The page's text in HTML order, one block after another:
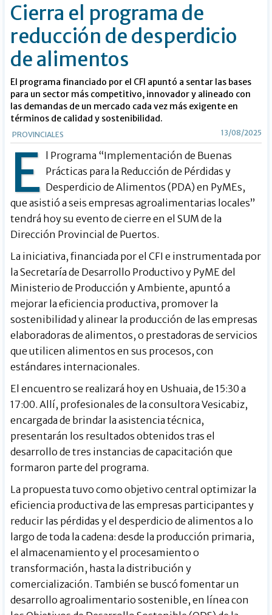
Cierra el programa de
reducción de desperdicio
de alimentos
El programa financiado por el CFI apuntó a sentar las bases
para un sector más competitivo, innovador y alineado con
las demandas de un mercado cada vez más exigente en
términos de calidad y sostenibilidad.
PROVINCIALES 13/08/2025
E l Programa “Implementación de Buenas
Prácticas para la Reducción de Pérdidas y
Desperdicio de Alimentos (PDA) en PyMEs,
que asistió a seis empresas agroalimentarias locales”
tendrá hoy su evento de cierre en el SUM de la
Dirección Provincial de Puertos.
La iniciativa, financiada por el CFI e instrumentada por
la Secretaría de Desarrollo Productivo y PyME del
Ministerio de Producción y Ambiente, apuntó a
mejorar la eficiencia productiva, promover la
sostenibilidad y alinear la producción de las empresas
elaboradoras de alimentos, o prestadoras de servicios
que utilicen alimentos en sus procesos, con
estándares internacionales.
El encuentro se realizará hoy en Ushuaia, de 15:30 a
17:00. Allí, profesionales de la consultora Vesicabiz,
encargada de brindar la asistencia técnica,
presentarán los resultados obtenidos tras el
desarrollo de tres instancias de capacitación que
formaron parte del programa.
La propuesta tuvo como objetivo central optimizar la
eficiencia productiva de las empresas participantes y
reducir las pérdidas y el desperdicio de alimentos a lo
largo de toda la cadena: desde la producción primaria,
el almacenamiento y el procesamiento o
transformación, hasta la distribución y
comercialización. También se buscó fomentar un
desarrollo agroalimentario sostenible, en línea con